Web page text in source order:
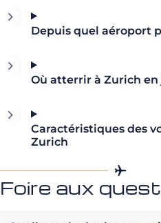
Depuis quel aéroport
Où atterrir à Zurich en
Caractéristiques des
Zurich
Foire aux